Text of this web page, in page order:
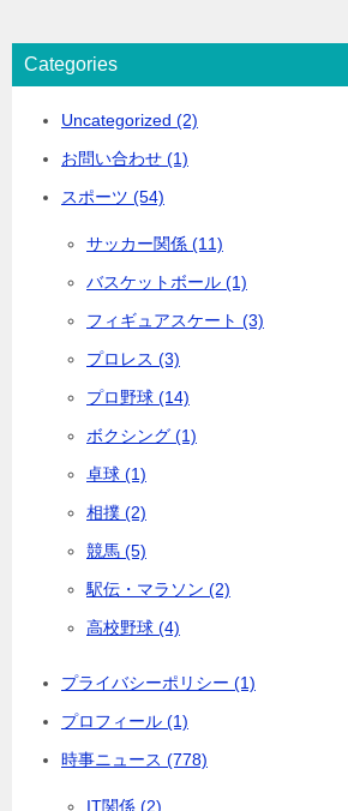
Categories
Uncategorized (2)
お問い合わせ (1)
スポーツ (54)
サッカー関係 (11)
バスケットボール (1)
フィギュアスケート (3)
プロレス (3)
プロ野球 (14)
ボクシング (1)
卓球 (1)
相撲 (2)
競馬 (5)
駅伝・マラソン (2)
高校野球 (4)
プライバシーポリシー (1)
プロフィール (1)
時事ニュース (778)
IT関係 (2)